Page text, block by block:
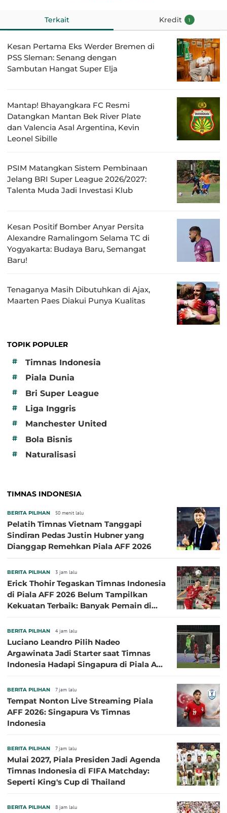
Terkait Kredit 1
Kesan Pertama Eks Werder Bremen di
PSS Sleman: Senang dengan
Sambutan Hangat Super Elja
Mantap! Bhayangkara FC Resmi
Datangkan Mantan Bek River Plate
dan Valencia Asal Argentina, Kevin
Leonel Sibille
PSIM Matangkan Sistem Pembinaan
Jelang BRI Super League 2026/2027:
Talenta Muda Jadi Investasi Klub
Kesan Positif Bomber Anyar Persita
Alexandre Ramalingom Selama TC di
Yogyakarta: Budaya Baru, Semangat
Baru!
Tenaganya Masih Dibutuhkan di Ajax,
Maarten Paes Diakui Punya Kualitas
TOPIK POPULER
#
Timnas Indonesia
# Piala Dunia
# Bri Super League
# Liga Inggris
# Manchester United
# Bola Bisnis
# Naturalisasi
TIMNAS INDONESIA
BERITA PILIHAN 50 menit lalu
Pelatih Timnas Vietnam Tanggapi
Sindiran Pedas Justin Hubner yang
Dianggap Remehkan Piala AFF 2026
BERITA PILIHAN 3 jam lalu
Erick Thohir Tegaskan Timnas Indonesia
di Piala AFF 2026 Belum Tampilkan
Kekuatan Terbaik: Banyak Pemain di
BERITA PILIHAN 4 jam lalu
Luciano Leandro Pilih Nadeo
Argawinata Jadi Starter saat Timnas
Indonesia Hadapi Singapura di Piala AFF
BERITA PILIHAN 7 jam lalu
Tempat Nonton Live Streaming Piala
AFF 2026: Singapura Vs Timnas
Indonesia
BERITA PILIHAN 7 jam lalu
Mulai 2027, Piala Presiden Jadi Agenda
Timnas Indonesia di FIFA Matchday:
Seperti King's Cup di Thailand
BERITA PILIHAN 8 jam lalu